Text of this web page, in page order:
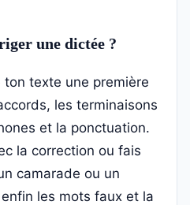
une dictée ?
ton texte une première
les terminaisons
et la ponctuation.
la correction ou fais
camarade ou un
les mots faux et la